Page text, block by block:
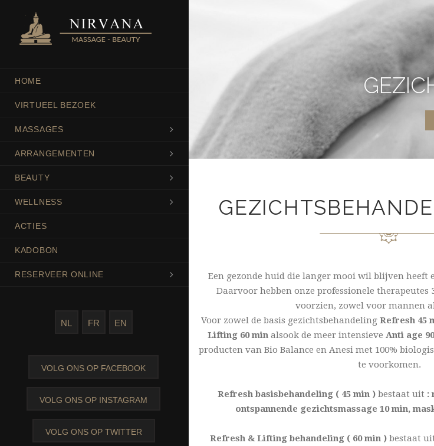
HOME
VIRTUEEL BEZOEK
MASSAGES
ARRANGEMENTEN
BEAUTY
WELLNESS
ACTIES
KADOBON
RESERVEER ONLINE
NL FR EN
VOLG ONS OP FACEBOOK
VOLG ONS OP INSTAGRAM
VOLG ONS OP TWITTER
Een gezonde huid die langer mooi wil blijven heeft
Daarvoor hebben onze professionele therapeutes
voorzien, zowel voor mannen
Voor zowel de basis gezichtsbehandeling Refresh 45
Lifting 60 min alsook de meer intensieve Anti age
producten van Bio Balance en Anesi met 100%
te voorkomen.
Refresh basisbehandeling ( 45 min ) bestaat uit :
ontspannende gezichtsmassage 10 min,
Refresh & Lifting behandeling ( 60 min ) bestaat